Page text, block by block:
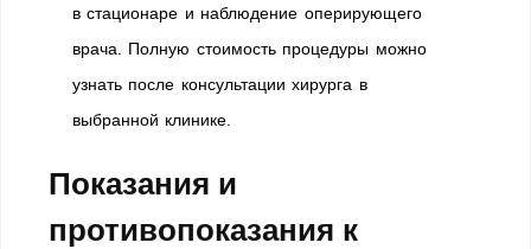
в стационаре и наблюдение оперирующего
врача. Полную стоимость процедуры можно
узнать после консультации хирурга в
выбранной клинике.
Показания и
противопоказания к